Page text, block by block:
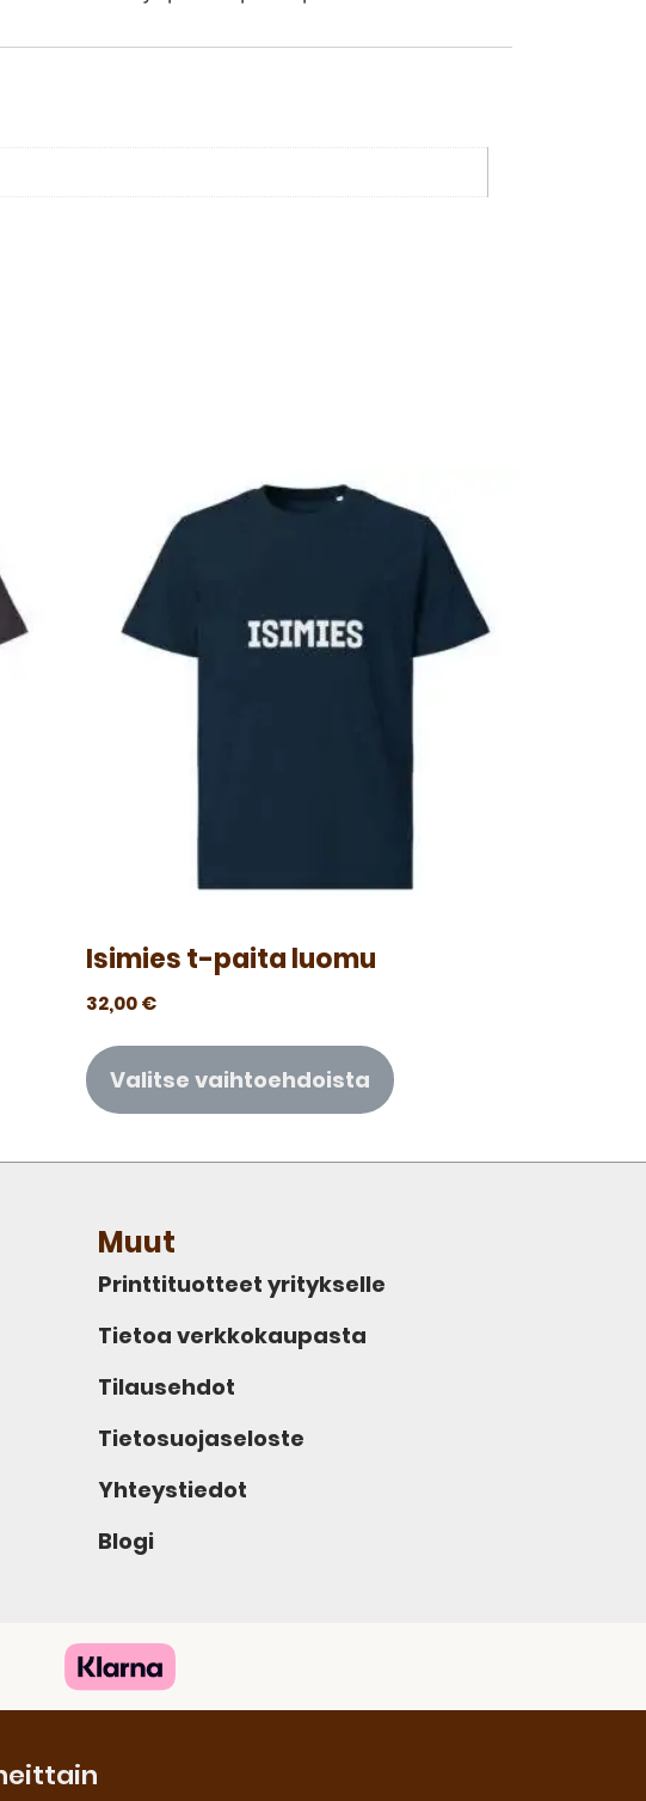
Isimies t-paita luomu
32,00€
Valitse vaihtoehdoista
Muut
Printtituotteet yritykselle
Tietoa verkkokaupasta
Tilausehdot
Tietosuojaseloste
Yhteystiedot
Blogi